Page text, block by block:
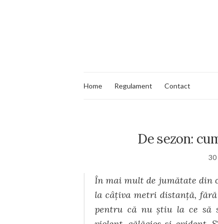
Home Regulament Contact
De sezon:
30
În mai mult de jumătate din
la câţiva metri distanţă,
pentru că nu ştiu la ce să